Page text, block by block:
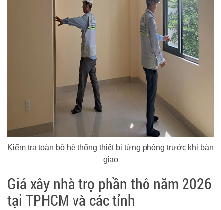
Kiểm tra toàn bộ hệ thống thiết bị từng phòng trước khi bàn
giao
Giá xây nhà trọ phần thô năm 2026
tại TPHCM và các tỉnh